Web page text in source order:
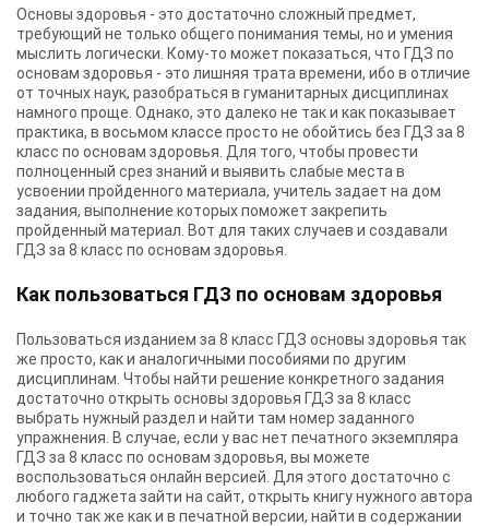
Основы здоровья - это достаточно сложный предмет,
требующий не только общего понимания темы, но и умения
мыслить логически. Кому-то может показаться, что ГДЗ по
основам здоровья - это лишняя трата времени, ибо в отличие
от точных наук, разобраться в гуманитарных дисциплинах
намного проще. Однако, это далеко не так и как показывает
практика, в восьмом классе просто не обойтись без ГДЗ за 8
класс по основам здоровья. Для того, чтобы провести
полноценный срез знаний и выявить слабые места в
усвоении пройденного материала, учитель задает на дом
задания, выполнение которых поможет закрепить
пройденный материал. Вот для таких случаев и создавали
ГДЗ за 8 класс по основам здоровья.
Как пользоваться ГДЗ по основам здоровья
Пользоваться изданием за 8 класс ГДЗ основы здоровья так
же просто, как и аналогичными пособиями по другим
дисциплинам. Чтобы найти решение конкретного задания
достаточно открыть основы здоровья ГДЗ за 8 класс
выбрать нужный раздел и найти там номер заданного
упражнения. В случае, если у вас нет печатного экземпляра
ГДЗ за 8 класс по основам здоровья, вы можете
воспользоваться онлайн версией. Для этого достаточно с
любого гаджета зайти на сайт, открыть книгу нужного автора
и точно так же как и в печатной версии, найти в содержании